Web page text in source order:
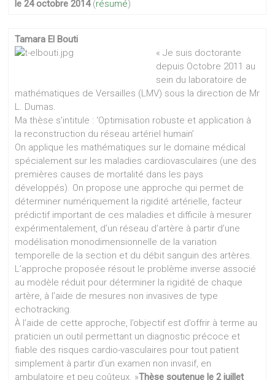
le 24 octobre 2014(résumé)
Tamara El Bouti
« Je suis doctorante
depuis Octobre 2011 au
sein du laboratoire de
mathématiques de Versailles (LMV) sous la direction de Mr
L. Dumas.
Ma thèse s’intitule : ‘Optimisation robuste et application à
la reconstruction du réseau artériel humain’
On applique les mathématiques sur le domaine médical
spécialement sur les maladies cardiovasculaires (une des
premières causes de mortalité dans les pays
développés). On propose une approche qui permet de
déterminer numériquement la rigidité artérielle, facteur
prédictif important de ces maladies et difficile à mesurer
expérimentalement, d’un réseau d’artère à partir d’une
modélisation monodimensionnelle de la variation
temporelle de la section et du débit sanguin des artères.
L’approche proposée résout le problème inverse associé
au modèle réduit pour déterminer la rigidité de chaque
artère, à l’aide de mesures non invasives de type
echotracking.
À l’aide de cette approche, l’objectif est d’offrir à terme au
praticien un outil permettant un diagnostic précoce et
fiable des risques cardio-vasculaires pour tout patient
simplement à partir d’un examen non invasif, en
ambulatoire et peu coûteux. »Thèse soutenue le 2 juillet